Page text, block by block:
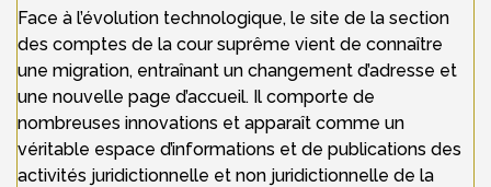
Face à l’évolution technologique, le site de la section
des comptes de la cour suprême vient de connaître
une migration, entraînant un changement d’adresse et
une nouvelle page d’accueil. Il comporte de
nombreuses innovations et apparaît comme un
véritable espace d’informations et de publications des
activités juridictionnelle et non juridictionnelle de la